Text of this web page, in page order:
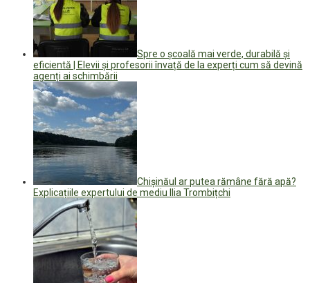
Spre o școală mai verde, durabilă și
eficientă | Elevii și profesorii învață de la experți cum să devină
agenți ai schimbării
Chișinăul ar putea rămâne fără apă?
Explicațiile expertului de mediu Ilia Trombițchi